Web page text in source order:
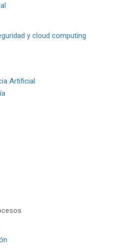
y cloud computing
Artificial